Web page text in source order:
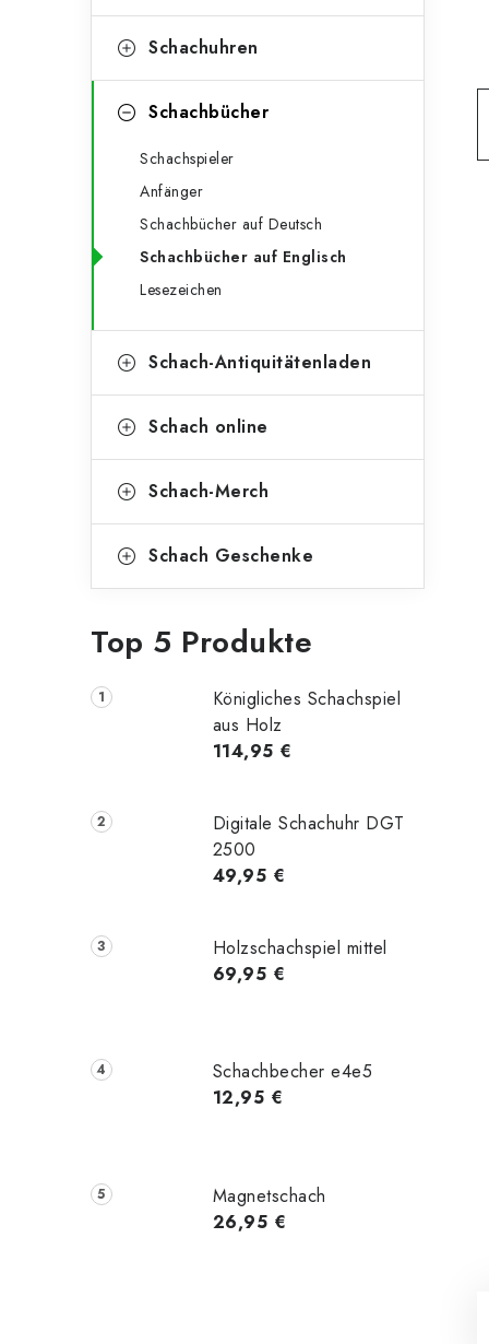
l
e
i
Schachuhren
Schachbücher
Schachspieler
Anfänger
Schachbücher auf Deutsch
Schachbücher auf Englisch
Lesezeichen
Schach-Antiquitätenladen
Schach online
Schach-Merch
Schach Geschenke
Top 5 Produkte
Königliches Schachspiel
aus Holz
114,95 €
Digitale Schachuhr DGT
2500
49,95 €
Holzschachspiel mittel
69,95 €
Schachbecher e4e5
12,95 €
Magnetschach
26,95 €